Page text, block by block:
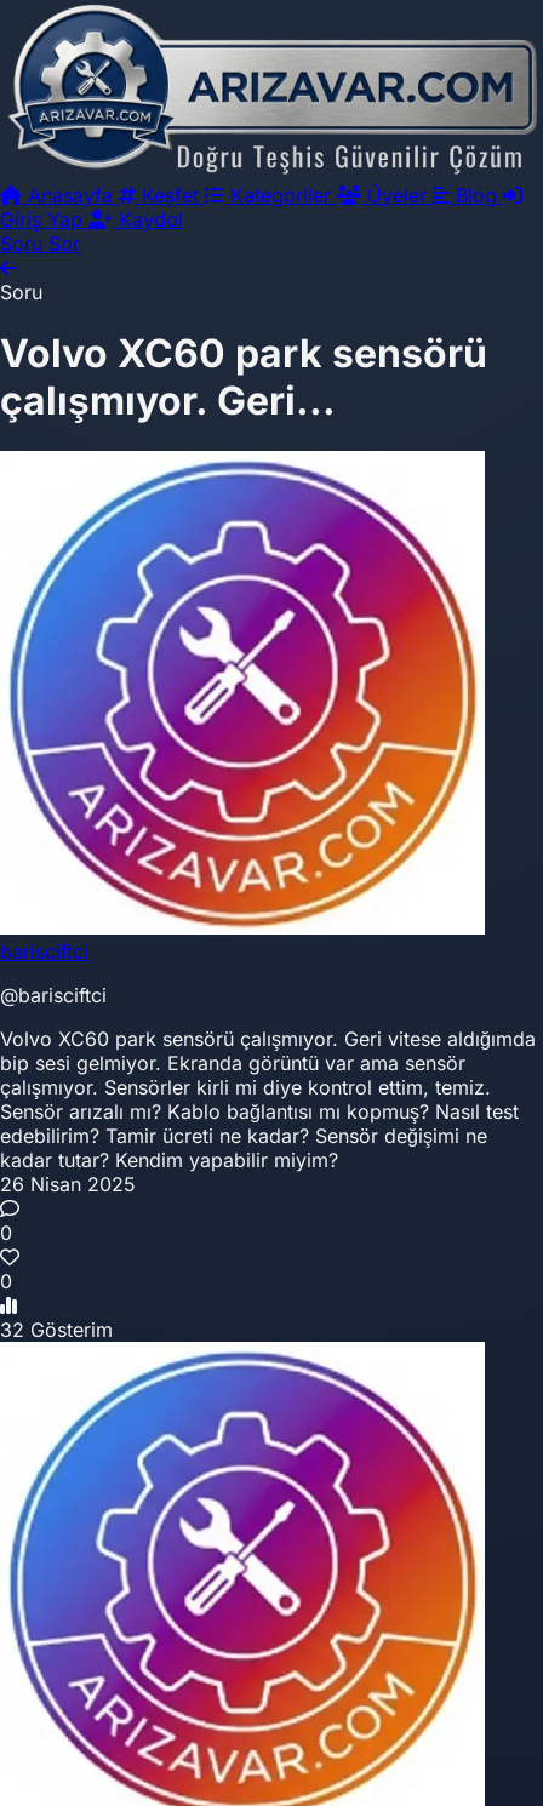
Anasayfa Keşfet Kategoriler Üyeler
Blog
Giriş Yap
Kaydol
Soru Sor
Soru
Volvo XC60 park sensörü
çalışmıyor. Geri...
barisciftci
@barisciftci
Volvo XC60 park sensörü çalışmıyor. Geri vitese aldığımda
bip sesi gelmiyor. Ekranda görüntü var ama sensör
çalışmıyor. Sensörler kirli mi diye kontrol ettim, temiz.
Sensör arızalı mı? Kablo bağlantısı mı kopmuş? Nasıl test
edebilirim? Tamir ücreti ne kadar? Sensör değişimi ne
kadar tutar? Kendim yapabilir miyim?
26 Nisan 2025
0
0
32 Gösterim